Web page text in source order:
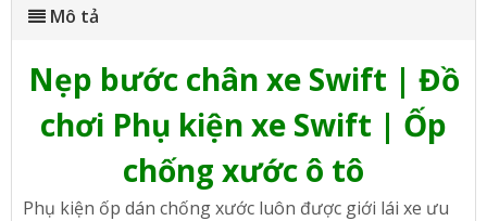
Mô tả
Nẹp bước chân xe Swift | Đồ
chơi Phụ kiện xe Swift | Ốp
chống xước ô tô
Phụ kiện ốp dán chống xước luôn được giới lái xe ưu